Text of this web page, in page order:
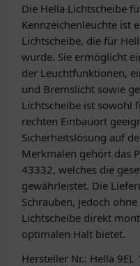
Die Hella Lichtscheibe
Kennzeichenleuchte ist
Lichtscheibe, die für
wurde. Sie ermöglicht
der Leuchtfunktionen,
und Bremslicht sowie
Lichtscheibe ist sowohl
rechten Einbauort
Sicherheitslösung auf
Merkmalen gehört das
43332, welches die
gewährleistet. Die
Schrauben, jedoch
Lichtscheibe direkt
optimalen Halt bietet.
Hersteller Nr.: Hella 9EL